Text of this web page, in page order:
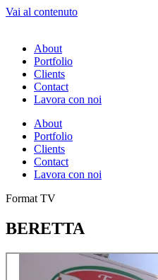
Vai al contenuto
About
Portfolio
Clients
Contact
Lavora con noi
About
Portfolio
Clients
Contact
Lavora con noi
Format TV
BERETTA